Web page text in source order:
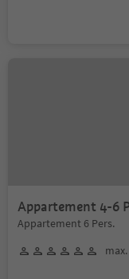
Appartement 4-6
Appartement 6 Pers.